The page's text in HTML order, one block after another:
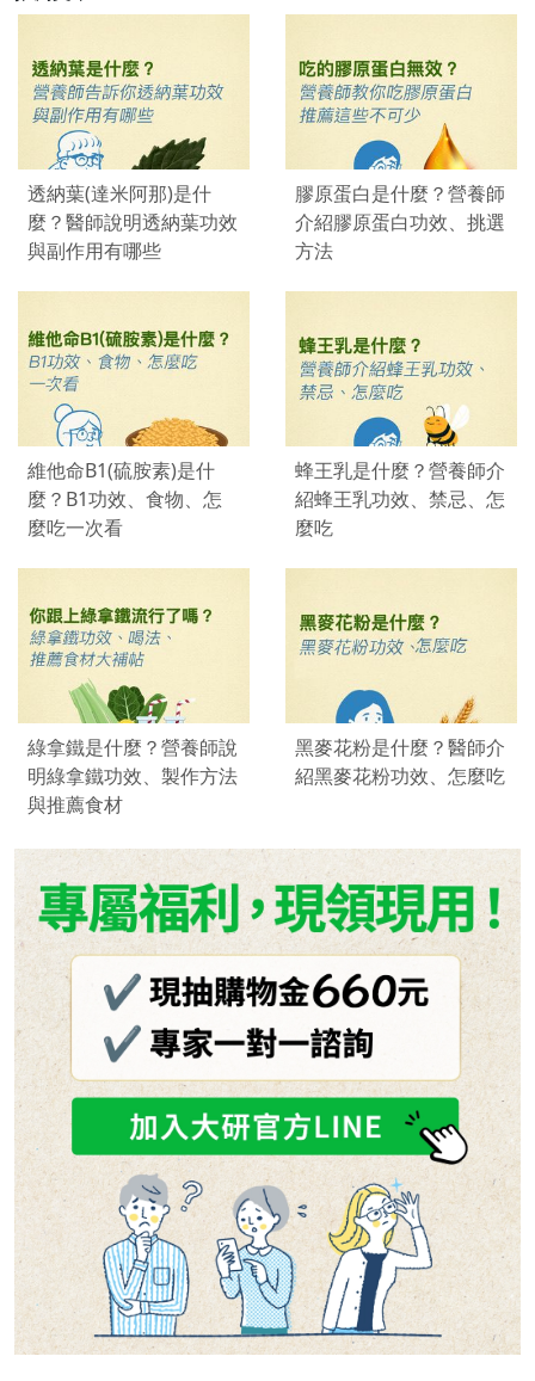
透納葉(達米阿那)是什
麼？醫師說明透納葉功效
與副作用有哪些
膠原蛋白是什麼？營養師
介紹膠原蛋白功效、挑選
方法
維他命B1(硫胺素)是什
麼？B1功效、食物、怎
麼吃一次看
蜂王乳是什麼？營養師介
紹蜂王乳功效、禁忌、怎
麼吃
綠拿鐵是什麼？營養師說
明綠拿鐵功效、製作方法
與推薦食材
黑麥花粉是什麼？醫師介
紹黑麥花粉功效、怎麼吃